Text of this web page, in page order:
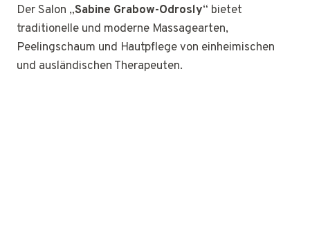
Der Salon „Sabine Grabow-Odrosly“ bietet
traditionelle und moderne Massagearten,
Peelingschaum und Hautpflege von einheimischen
und ausländischen Therapeuten.